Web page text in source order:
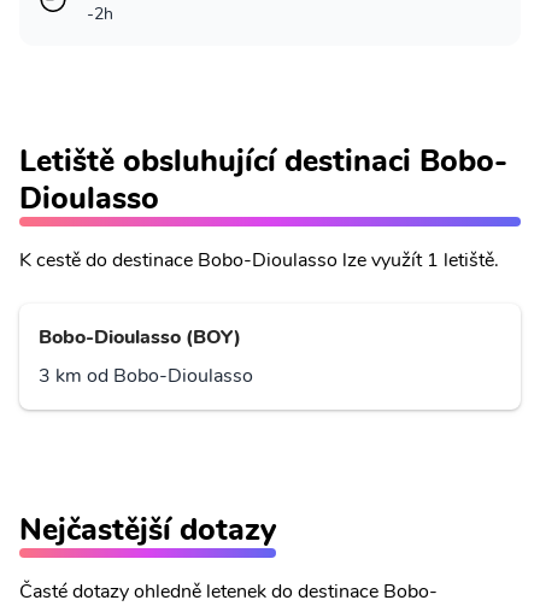
-2h
Letiště obsluhující destinaci Bobo-
Dioulasso
K cestě do destinace Bobo-Dioulasso lze využít 1 letiště.
Bobo-Dioulasso (BOY)
3 km od Bobo-Dioulasso
Nejčastější dotazy
Časté dotazy ohledně letenek do destinace Bobo-